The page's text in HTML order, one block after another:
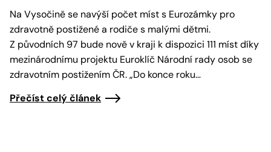
Na Vysočině se navýší počet míst s Eurozámky pro
zdravotně postižené a rodiče s malými dětmi.
Z původních 97 bude nově v kraji k dispozici 111 míst díky
mezinárodnímu projektu Euroklíč Národní rady osob se
zdravotním postižením ČR. „Do konce roku…
Přečíst celý článek